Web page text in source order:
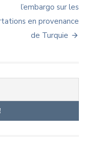
l’embargo sur les
en provenance
de Turquie